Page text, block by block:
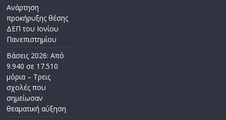
Ανάρτηση
προκήρυξης θέσης
ΔΕΠ του Ιονίου
Πανεπιστημίου
Βάσεις 2026: Από
9.940 σε 17.510
μόρια – Τρεις
σχολές που
σημείωσαν
θεαματική αύξηση